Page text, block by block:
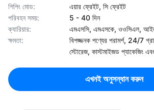
শিপিং মোড:
এয়ার ফ্রেইট, সি ফ্রেইট
পরিবহন সময়:
5 - 40 দিন
ক্যারিয়ার:
এমএসসি, এমএসকে, ওওসিএল,
ক্ষমতা:
বিপজ্জনক পণ্যের পরামর্শ, 24/7
স্টোরেজ, কাস্টমাইজড প্যাকেজিং
এখনই অনুসন্ধান করুন